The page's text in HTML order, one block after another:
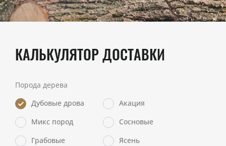
КАЛЬКУЛЯТОР ДОСТАВКИ
Порода дерева
Дубовые дрова
Акация
Микс пород
Сосновые
Грабовые
Ясень